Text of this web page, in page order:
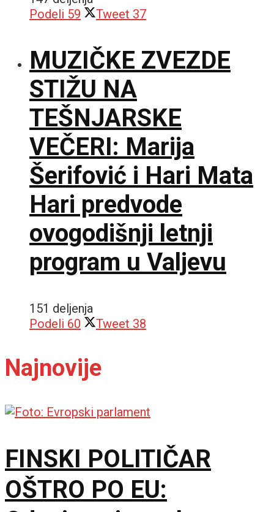
Podeli 59 Tweet 37
MUZIČKE ZVEZDE
STIŽU NA
TEŠNJARSKE
VEČERI: Marija
Šerifović i Hari Mata
Hari predvode
ovogodišnji letnji
program u Valjevu
151 deljenja
Podeli 60 Tweet 38
Najnovije
FINSKI POLITIČAR
OŠTRO PO EU: